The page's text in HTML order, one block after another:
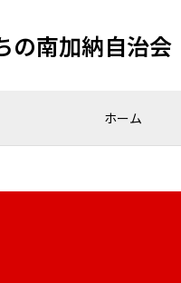
の南加納自治会
ホーム